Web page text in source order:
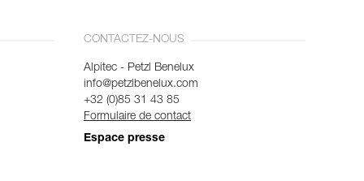
CONTACTEZ-NOUS
Alpitec - Petzl Benelux
info@petzlbenelux.com
+32 (0)85 31 43 85
Formulaire de contact
Espace presse